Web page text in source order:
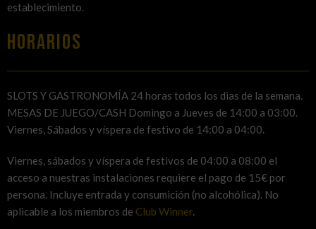
establecimiento.
HORARIOS
SLOTS Y GASTRONOMÍA 24 horas todos los dias de la semana.
MESAS DE JUEGO/CASH Domingo a Jueves de 14:00 a 03:00.
Viernes, Sábados y víspera de festivo de 14:00 a 04:00.
Viernes, sábados y víspera de festivos de 04:00 a 08:00 el
acceso a nuestras instalaciones requiere el pago de 15€ por
persona. Incluye entrada y consumición (no alcohólica). No
aplicable a los miembros de Club Winner.